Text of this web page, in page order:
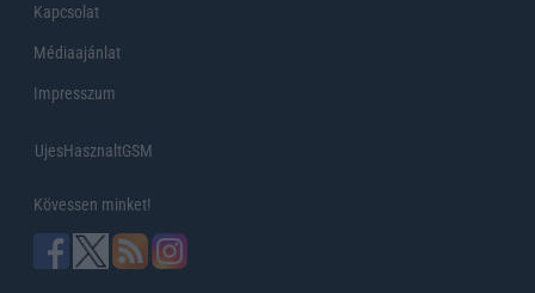
Kapcsolat
Médiaajánlat
Impresszum
UjesHasznaltGSM
Kövessen minket!